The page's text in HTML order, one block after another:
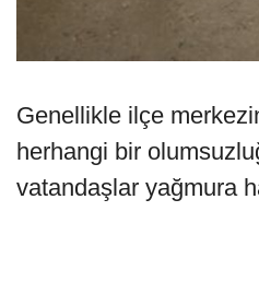
Genellikle ilçe
herhangi bir
vatandaşlar yağmura